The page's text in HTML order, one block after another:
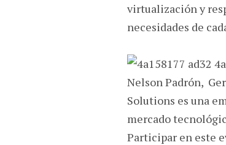
virtualización y
necesidades de
Nelson Padrón,
Solutions es una
mercado
Participar en este